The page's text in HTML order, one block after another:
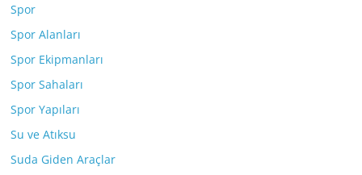
Spor
Spor Alanları
Spor Ekipmanları
Spor Sahaları
Spor Yapıları
Su ve Atıksu
Suda Giden Araçlar